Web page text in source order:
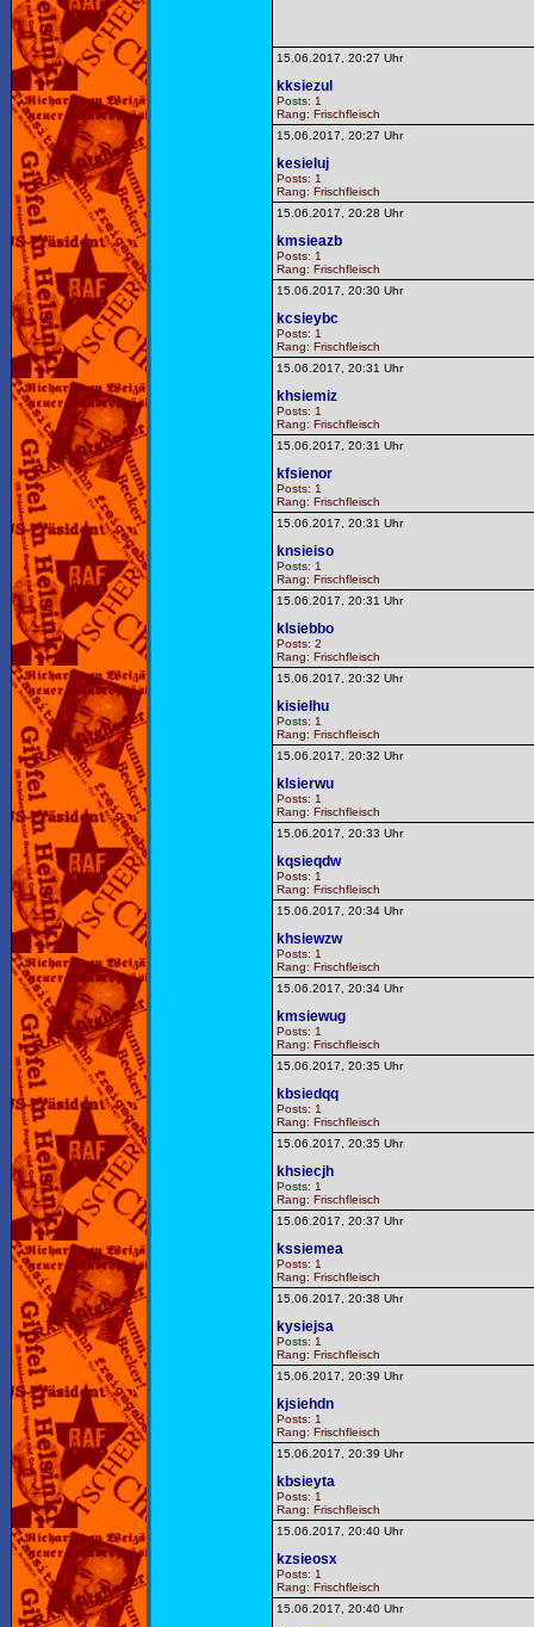
15.06.2017, 20:27 Uhr
kksiezul
Posts: 1
Rang: Frischfleisch
15.06.2017, 20:27 Uhr
kesieluj
Posts: 1
Rang: Frischfleisch
15.06.2017, 20:28 Uhr
kmsieazb
Posts: 1
Rang: Frischfleisch
15.06.2017, 20:30 Uhr
kcsieybc
Posts: 1
Rang: Frischfleisch
15.06.2017, 20:31 Uhr
khsiemiz
Posts: 1
Rang: Frischfleisch
15.06.2017, 20:31 Uhr
kfsienor
Posts: 1
Rang: Frischfleisch
15.06.2017, 20:31 Uhr
knsieiso
Posts: 1
Rang: Frischfleisch
15.06.2017, 20:31 Uhr
klsiebbo
Posts: 2
Rang: Frischfleisch
15.06.2017, 20:32 Uhr
kisielhu
Posts: 1
Rang: Frischfleisch
15.06.2017, 20:32 Uhr
klsierwu
Posts: 1
Rang: Frischfleisch
15.06.2017, 20:33 Uhr
kqsieqdw
Posts: 1
Rang: Frischfleisch
15.06.2017, 20:34 Uhr
khsiewzw
Posts: 1
Rang: Frischfleisch
15.06.2017, 20:34 Uhr
kmsiewug
Posts: 1
Rang: Frischfleisch
15.06.2017, 20:35 Uhr
kbsiedqq
Posts: 1
Rang: Frischfleisch
15.06.2017, 20:35 Uhr
khsiecjh
Posts: 1
Rang: Frischfleisch
15.06.2017, 20:37 Uhr
kssiemea
Posts: 1
Rang: Frischfleisch
15.06.2017, 20:38 Uhr
kysiejsa
Posts: 1
Rang: Frischfleisch
15.06.2017, 20:39 Uhr
kjsiehdn
Posts: 1
Rang: Frischfleisch
15.06.2017, 20:39 Uhr
kbsieyta
Posts: 1
Rang: Frischfleisch
15.06.2017, 20:40 Uhr
kzsieosx
Posts: 1
Rang: Frischfleisch
15.06.2017, 20:40 Uhr